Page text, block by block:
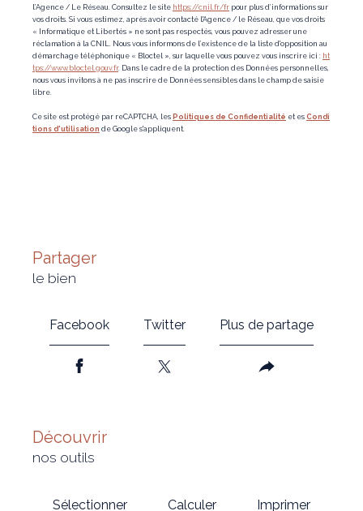
l’Agence / Le Réseau. Consultez le site https://cnil.fr/fr pour plus d’informations sur
vos droits. Si vous estimez, après avoir contacté l'Agence / le Réseau, que vos droits
« Informatique et Libertés » ne sont pas respectés, vous pouvez adresser une
réclamation à la CNIL. Nous vous informons de l’existence de la liste d'opposition au
démarchage téléphonique « Bloctel », sur laquelle vous pouvez vous inscrire ici : ht
tps://www.bloctel.gouv.fr. Dans le cadre de la protection des Données personnelles,
nous vous invitons à ne pas inscrire de Données sensibles dans le champ de saisie
libre.
Ce site est protégé par reCAPTCHA, les Politiques de Confidentialité et es Condi
tions d'utilisation de Google s'appliquent.
partager
le bien
Facebook Twitter Plus de partage
découvrir
nos outils
Sélectionner Calculer Imprimer